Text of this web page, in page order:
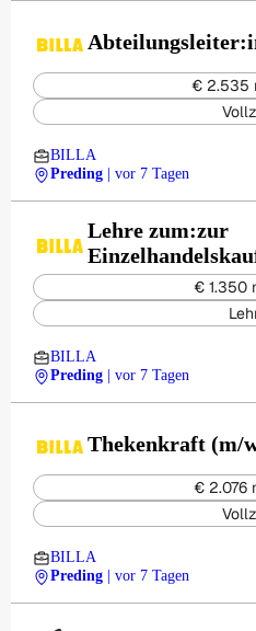
€ 2.535
BILLA
Preding
| vor 7 Tagen
Lehre zum:zur
delskauffrau
Lebensmittel
€ 1.350
BILLA
Preding
| vor 7 Tagen
Thekenkraft (m/
€ 2.076
BILLA
Preding
| vor 7 Tagen